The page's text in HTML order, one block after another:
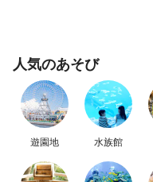
人気のあそび
遊園地 水族館